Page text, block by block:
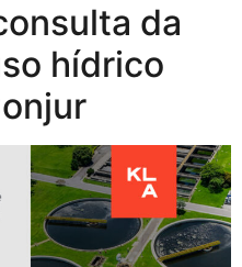
da
hídrico